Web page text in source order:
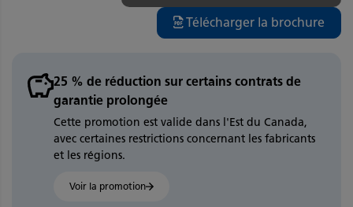
Télécharger la brochure
25 % de réduction sur certains contrats de
garantie prolongée
Cette promotion est valide dans l'Est du Canada,
avec certaines restrictions concernant les fabricants
et les régions.
Voir la promotion